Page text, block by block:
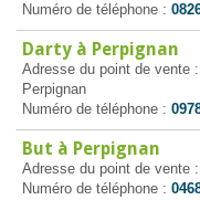
Numéro de téléphone :
Darty à Perpignan
Adresse du point de vente
Perpignan
Numéro de téléphone :
But à Perpignan
Adresse du point de vente
Numéro de téléphone :